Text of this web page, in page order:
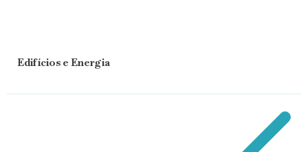
Edifícios e Energia